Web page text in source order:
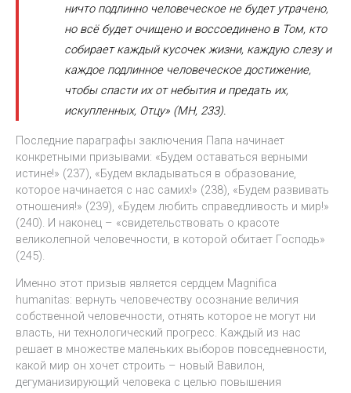
ничто подлинно человеческое не будет утрачено,
но всё будет очищено и воссоединено в Том, кто
собирает каждый кусочек жизни, каждую слезу и
каждое подлинное человеческое достижение,
чтобы спасти их от небытия и предать их,
искупленных, Отцу» (MH, 233).
Последние параграфы заключения Папа начинает
конкретными призывами: «Будем оставаться верными
истине!» (237), «Будем вкладываться в образование,
которое начинается с нас самих!» (238), «Будем развивать
отношения!» (239), «Будем любить справедливость и мир!»
(240). И наконец – «свидетельствовать о красоте
великолепной человечности, в которой обитает Господь»
(245).
Именно этот призыв является сердцем Magnifica
humanitas: вернуть человечеству осознание величия
собственной человечности, отнять которое не могут ни
власть, ни технологический прогресс. Каждый из нас
решает в множестве маленьких выборов повседневности,
какой мир он хочет строить – новый Вавилон,
дегуманизирующий человека с целью повышения